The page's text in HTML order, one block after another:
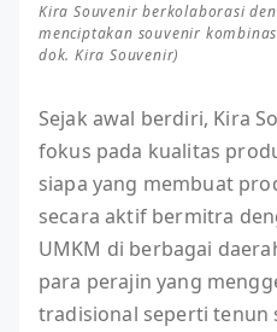
Kira Souvenir berkolaborasi
menciptakan souvenir
dok. Kira Souvenir)
Sejak awal berdiri, Kira
fokus pada kualitas
siapa yang membuat
secara aktif bermitra
UMKM di berbagai
para perajin yang
tradisional seperti tenun